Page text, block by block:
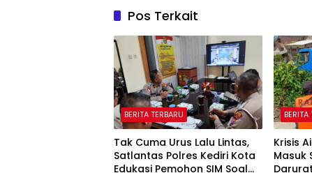
Pos Terkait
BERITA TERBARU
Tak Cuma Urus Lalu Lintas,
Satlantas Polres Kediri Kota
Edukasi Pemohon SIM Soal
BERITA
Krisis
Masuk